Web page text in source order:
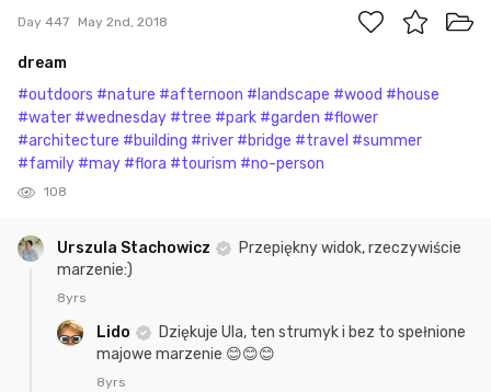
Day 447 May 2nd, 2018
dream
#outdoors #nature #afternoon #landscape #wood #house
#water #wednesday #tree #park #garden #flower
#architecture #building #river #bridge #travel #summer
#family #may #flora #tourism #no-person
108
Urszula Stachowicz
Przepiękny widok, rzeczywiście
marzenie:)
8yrs
Lido
Dziękuje Ula, ten strumyk i bez to spełnione
majowe marzenie 😊😊😊
8yrs